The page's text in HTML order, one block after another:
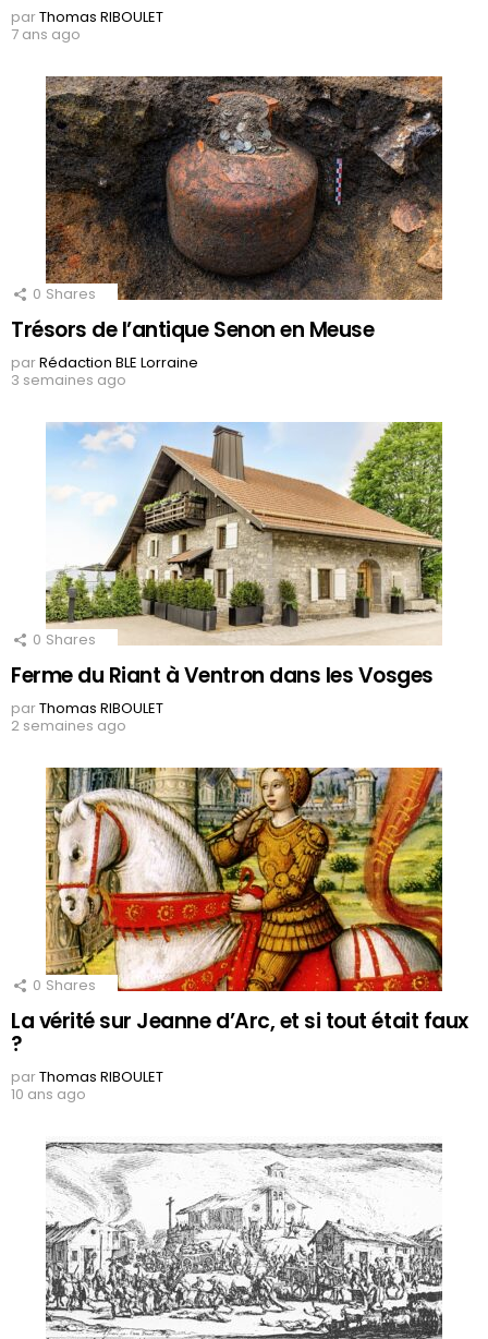
parThomas RIBOULET
7 ans ago
0 Shares
Trésors de l’antique Senon en Meuse
parRédaction BLE Lorraine
3 semaines ago
0 Shares
Ferme du Riant à Ventron dans les Vosges
parThomas RIBOULET
2 semaines ago
0 Shares
La vérité sur Jeanne d’Arc, et si tout était faux
?
parThomas RIBOULET
10 ans ago